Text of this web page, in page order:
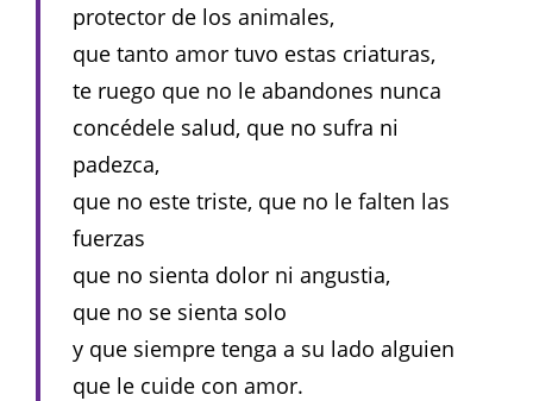
protector de los animales,
que tanto amor tuvo estas criaturas,
te ruego que no le abandones nunca
concédele salud, que no sufra ni
padezca,
que no este triste, que no le falten las
fuerzas
que no sienta dolor ni angustia,
que no se sienta solo
y que siempre tenga a su lado alguien
que le cuide con amor.